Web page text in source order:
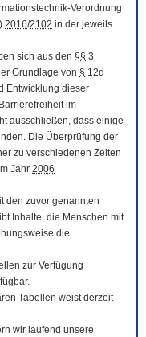
Verordnung
) 2016/2102 in der jeweils
sich aus den §§ 3
Grundlage von § 12d
Entwicklung dieser
im
ausschließen, dass einige
Die Überprüfung der
zu verschiedenen Zeiten
Jahr 2006
den zuvor genannten
Inhalte, die Menschen mit
die
zur Verfügung
Tabellen weist derzeit
wir laufend unsere